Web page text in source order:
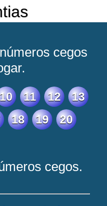
cegos
11 12
13
18 19 20
cegos.